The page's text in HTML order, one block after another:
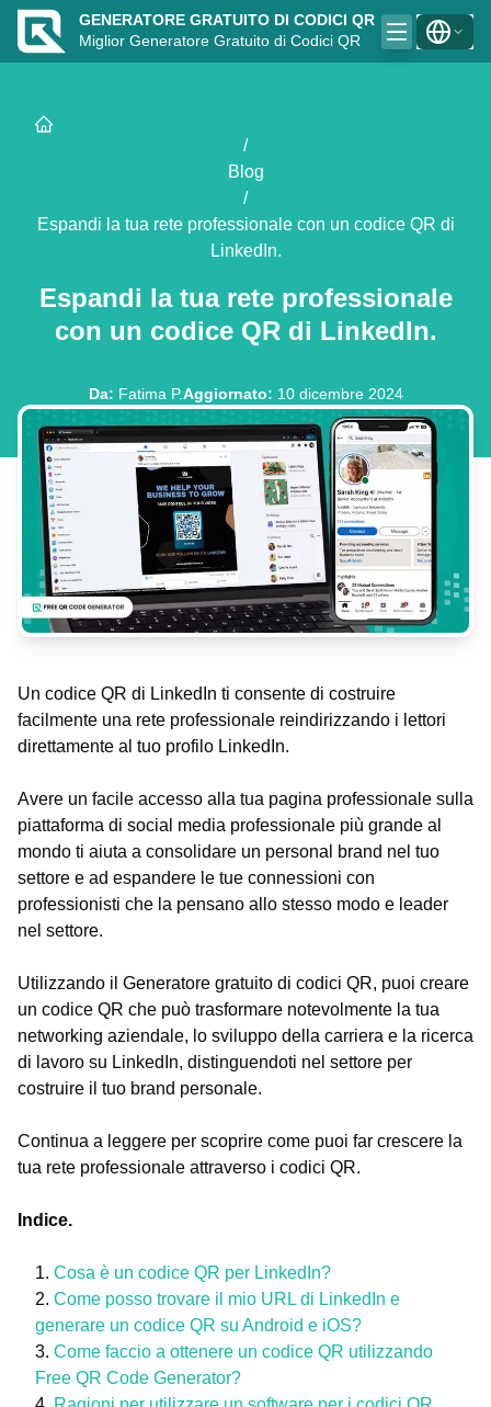
GENERATORE GRATUITO DI CODICI QR
Miglior Generatore Gratuito di Codici QR
/
Blog
/
Espandi la tua rete professionale con un codice QR di
LinkedIn.
Espandi la tua rete professionale
con un codice QR di LinkedIn.
Da: Fatima P.Aggiornato: 10 dicembre 2024
Un codice QR di LinkedIn ti consente di costruire
facilmente una rete professionale reindirizzando i lettori
direttamente al tuo profilo LinkedIn.
Avere un facile accesso alla tua pagina professionale sulla
piattaforma di social media professionale più grande al
mondo ti aiuta a consolidare un personal brand nel tuo
settore e ad espandere le tue connessioni con
professionisti che la pensano allo stesso modo e leader
nel settore.
Utilizzando il Generatore gratuito di codici QR, puoi creare
un codice QR che può trasformare notevolmente la tua
networking aziendale, lo sviluppo della carriera e la ricerca
di lavoro su LinkedIn, distinguendoti nel settore per
costruire il tuo brand personale.
Continua a leggere per scoprire come puoi far crescere la
tua rete professionale attraverso i codici QR.
Indice.
Cosa è un codice QR per LinkedIn?
Come posso trovare il mio URL di LinkedIn e
generare un codice QR su Android e iOS?
Come faccio a ottenere un codice QR utilizzando
Free QR Code Generator?